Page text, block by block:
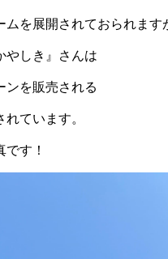
を展開されておられます
やしき』さんは
ンを販売される
ています。
す！